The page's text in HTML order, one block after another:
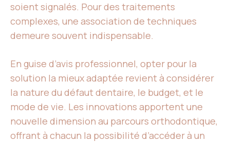
soient signalés. Pour des traitements
complexes, une association de techniques
demeure souvent indispensable.
En guise d’avis professionnel, opter pour la
solution la mieux adaptée revient à considérer
la nature du défaut dentaire, le budget, et le
mode de vie. Les innovations apportent une
nouvelle dimension au parcours orthodontique,
offrant à chacun la possibilité d’accéder à un